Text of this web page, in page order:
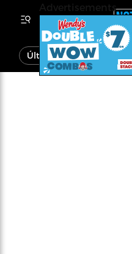
Última Hora Noticias
Advertisements